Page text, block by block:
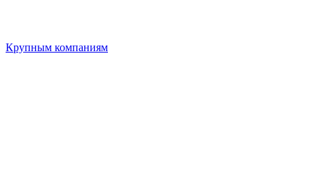
Крупным компаниям